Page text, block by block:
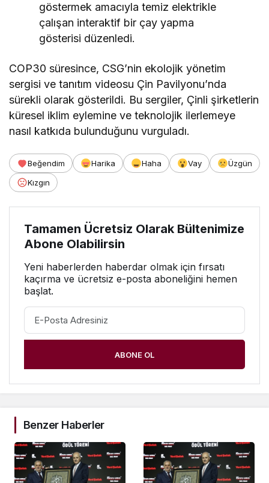
göstermek amacıyla temiz elektrikle
çalışan interaktif bir çay yapma
gösterisi düzenledi.
COP30 süresince, CSG’nin ekolojik yönetim
sergisi ve tanıtım videosu Çin Pavilyonu’nda
sürekli olarak gösterildi. Bu sergiler, Çinli şirketlerin
küresel iklim eylemine ve teknolojik ilerlemeye
nasıl katkıda bulunduğunu vurguladı.
Beğendim Harika Haha Vay
Üzgün
Kızgın
Tamamen Ücretsiz Olarak Bültenimize
Abone Olabilirsin
Yeni haberlerden haberdar olmak için fırsatı
kaçırma ve ücretsiz e-posta aboneliğini hemen
başlat.
ABONE OL
Benzer Haberler